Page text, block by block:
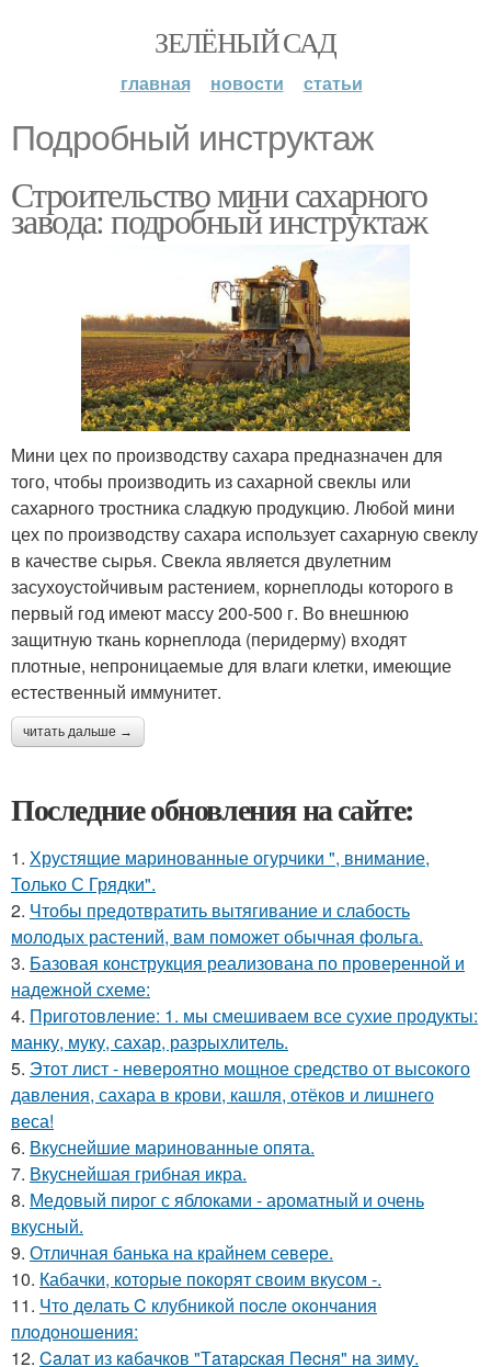
ЗЕЛЁНЫЙ САД
главная новости статьи
Подробный инструктаж
Строительство мини сахарного
завода: подробный инструктаж
Мини цех по производству сахара предназначен для
того, чтобы производить из сахарной свеклы или
сахарного тростника сладкую продукцию. Любой мини
цех по производству сахара использует сахарную свеклу
в качестве сырья. Свекла является двулетним
засухоустойчивым растением, корнеплоды которого в
первый год имеют массу 200-500 г. Во внешнюю
защитную ткань корнеплода (перидерму) входят
плотные, непроницаемые для влаги клетки, имеющие
естественный иммунитет.
читать дальше →
Последние обновления на сайте:
1. Хрустящие маринованные огурчики ", внимание,
Только С Грядки".
2. Чтобы предотвратить вытягивание и слабость
молодых растений, вам поможет обычная фольга.
3. Базовая конструкция реализована по проверенной и
надежной схеме:
4. Приготовление: 1. мы смешиваем все сухие продукты:
манку, муку, сахар, разрыхлитель.
5. Этот лист - невероятно мощное средство от высокого
давления, сахара в крови, кашля, отёков и лишнего
веса!
6. Вкуснейшие маринованные опята.
7. Вкуснейшая грибная икра.
8. Медовый пирог с яблоками - ароматный и очень
вкусный.
9. Отличная банька на крайнем севере.
10. Кабачки, которые покорят своим вкусом -.
11. Чтo дeлaть C клубникoй пocлe oкoнчaния
плoдoнoшeния:
12. Caлaт из кaбaчкoв "Тaтapcкaя Пecня" нa зиму.